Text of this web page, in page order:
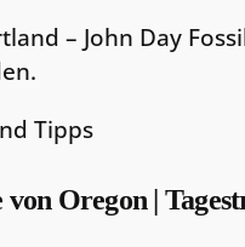
– John Day
von Oregon |